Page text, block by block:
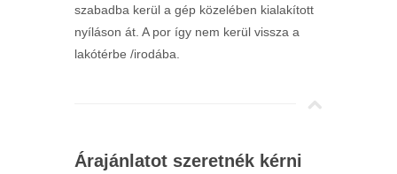
szabadba kerül a gép közelében kialakított
nyíláson át. A por így nem kerül vissza a
lakótérbe /irodába.
Árajánlatot szeretnék kérni